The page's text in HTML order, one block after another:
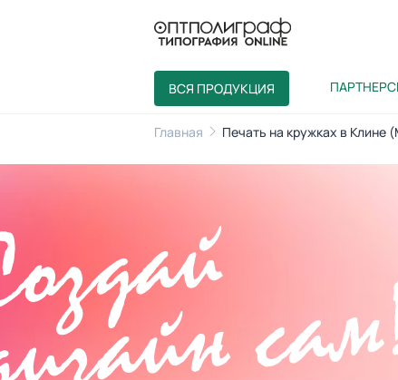
ВСЯ ПРОДУКЦИЯ
Главная Печать на кружках в Клине